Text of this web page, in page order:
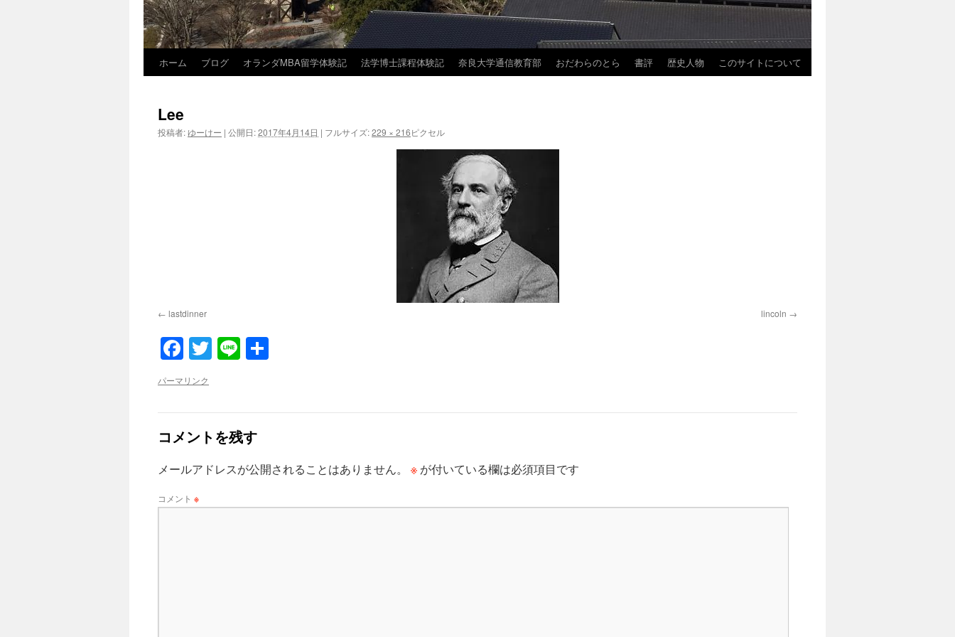
ホーム ブログ オランダMBA留学体験記 法学博士課程体験記 奈良大学通信教育部 おだわらのとら 書評 歴史人物 このサイトについて
Lee
投稿者:ゆーけー | 公開日:2017年4月14日 | フルサイズ:229 × 216ピクセル
lastdinner lincoln
Facebook
Twitter
Line
パーマリンク
コメントを残す
メールアドレスが公開されることはありません。 ※ が付いている欄は必須項目です
コメント ※